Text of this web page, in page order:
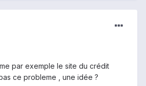
par exemple le site du crédit
ce probleme , une idée ?